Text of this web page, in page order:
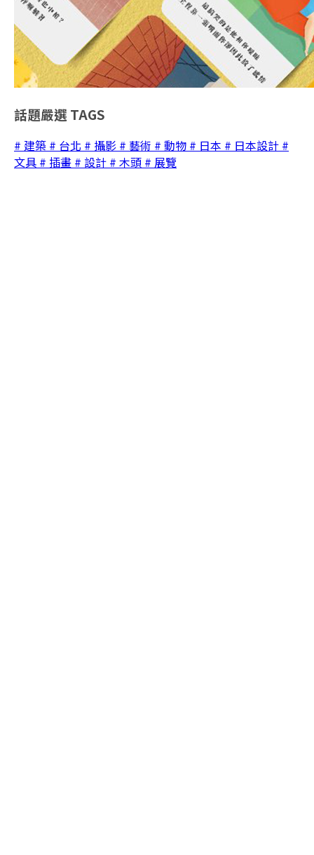
話題嚴選 TAGS
# 建築 # 台北 # 攝影 # 藝術 # 動物 # 日本 # 日本設計 #
文具 # 插畫 # 設計 # 木頭 # 展覽